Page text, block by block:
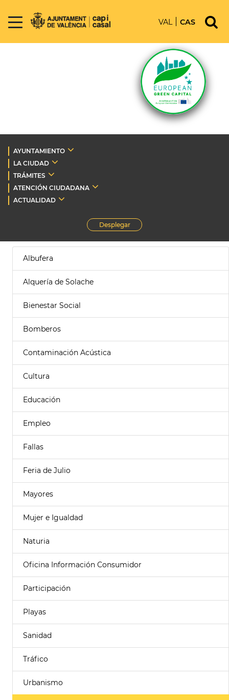
VAL CAS
AYUNTAMIENTO
LA CIUDAD
TRÁMITES
ATENCIÓN CIUDADANA
ACTUALIDAD
Desplegar
Albufera
Alquería de Solache
Bienestar Social
Bomberos
Contaminación Acústica
Cultura
Educación
Empleo
Fallas
Feria de Julio
Mayores
Mujer e Igualdad
Naturia
Oficina Información Consumidor
Participación
Playas
Sanidad
Tráfico
Urbanismo